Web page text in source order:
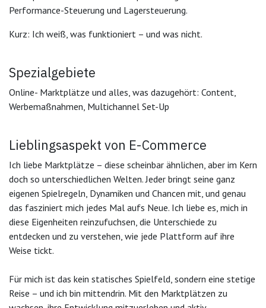
Performance-Steuerung und Lagersteuerung.
Kurz: Ich weiß, was funktioniert – und was nicht.
Spezialgebiete
Online- Marktplätze und alles, was dazugehört: Content,
Werbemaßnahmen, Multichannel Set-Up
Lieblingsaspekt von E-Com​merce
Ich liebe Marktplätze – diese scheinbar ähnlichen, aber im Kern
doch so unterschiedlichen Welten. Jeder bringt seine ganz
eigenen Spielregeln, Dynamiken und Chancen mit, und genau
das fasziniert mich jedes Mal aufs Neue. Ich liebe es, mich in
diese Eigenheiten reinzufuchsen, die Unterschiede zu
entdecken und zu verstehen, wie jede Plattform auf ihre
Weise tickt.
Für mich ist das kein statisches Spielfeld, sondern eine stetige
Reise – und ich bin mittendrin. Mit den Marktplätzen zu